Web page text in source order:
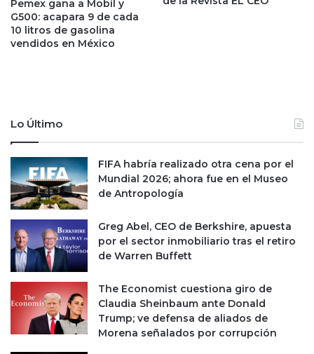
n
c
i
a
s
c
a
l
i
f
c
a
r
s
n
m
á
0
m
d
d
e
n
N
u
e
v
o
e
Pemex gana a Mobil y
G500: acapara 9 de cada
10 litros de gasolina
vendidos en México
Lo Último
FIFA habría realizado otra cena por el
Mundial 2026; ahora fue en el Museo
de Antropología
Greg Abel, CEO de Berkshire, apuesta
por el sector inmobiliario tras el retiro
de Warren Buffett
The Economist cuestiona giro de
Claudia Sheinbaum ante Donald
Trump; ve defensa de aliados de
Morena señalados por corrupción